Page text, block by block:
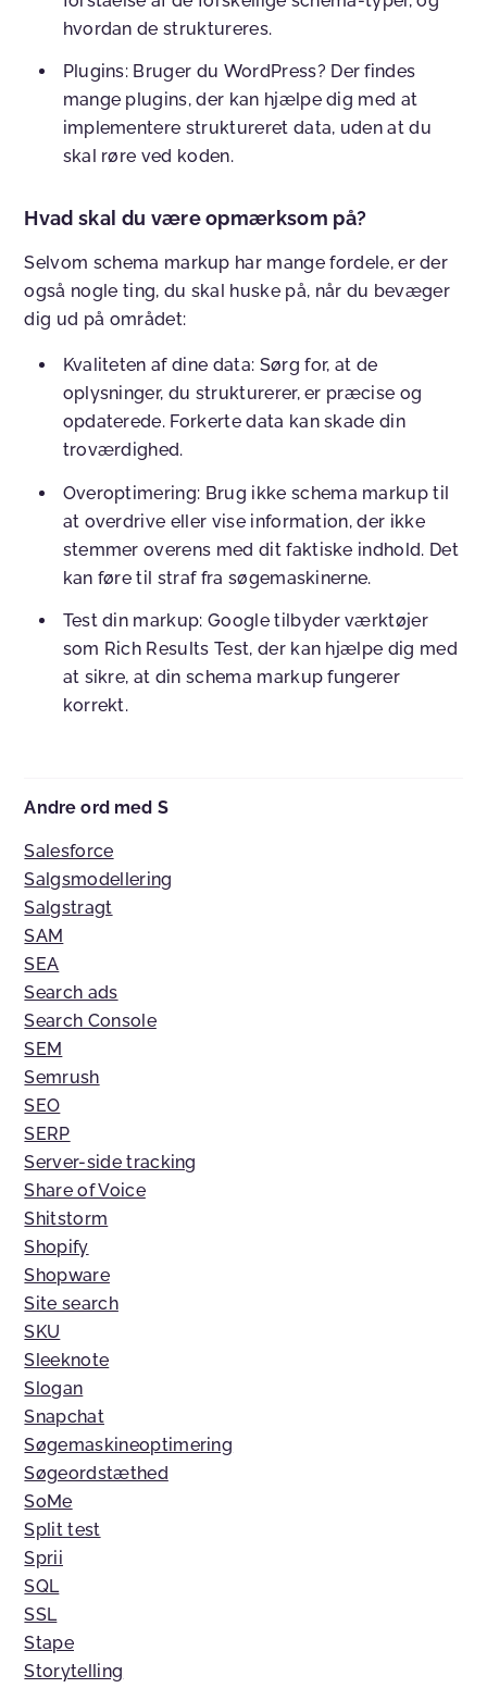
hvordan de struktureres.
Plugins: Bruger du WordPress? Der findes
mange plugins, der kan hjælpe dig med at
implementere struktureret data, uden at du
skal røre ved koden.
Hvad skal du være opmærksom på?
Selvom schema markup har mange fordele, er der
også nogle ting, du skal huske på, når du bevæger
dig ud på området:
Kvaliteten af dine data: Sørg for, at de
oplysninger, du strukturerer, er præcise og
opdaterede. Forkerte data kan skade din
troværdighed.
Overoptimering: Brug ikke schema markup til
at overdrive eller vise information, der ikke
stemmer overens med dit faktiske indhold. Det
kan føre til straf fra søgemaskinerne.
Test din markup: Google tilbyder værktøjer
som Rich Results Test, der kan hjælpe dig med
at sikre, at din schema markup fungerer
korrekt.
Andre ord med S
Salesforce
Salgsmodellering
Salgstragt
SAM
SEA
Search ads
Search Console
SEM
Semrush
SEO
SERP
Server-side tracking
Share of Voice
Shitstorm
Shopify
Shopware
Site search
SKU
Sleeknote
Slogan
Snapchat
Søgemaskineoptimering
Søgeordstæthed
SoMe
Split test
Sprii
SQL
SSL
Stape
Storytelling